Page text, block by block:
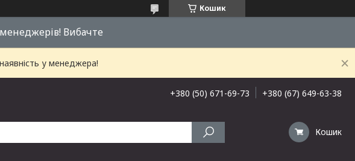
Кошик
Вибачте
у менеджера!
+380 (50) 671-69-73 +380 (67) 649-63-38
Кошик